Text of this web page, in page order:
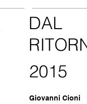
DAL
2015
Giovanni Cioni